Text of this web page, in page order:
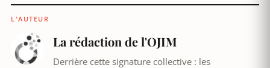
L'AUTEUR
La rédaction de l'OJIM
Derrière cette signature collective : les